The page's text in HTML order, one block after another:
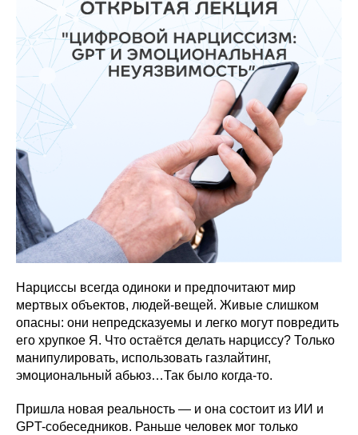
Нарциссы всегда одиноки и предпочитают мир
мертвых объектов, людей-вещей. Живые слишком
опасны: они непредсказуемы и легко могут повредить
его хрупкое Я. Что остаётся делать нарциссу? Только
манипулировать, использовать газлайтинг,
эмоциональный абьюз…Так было когда-то.
Пришла новая реальность — и она состоит из ИИ и
GPT-собеседников. Раньше человек мог только